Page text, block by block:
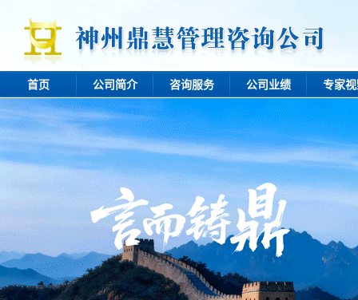
首页 公司简介 咨询服务 公司业绩 专家